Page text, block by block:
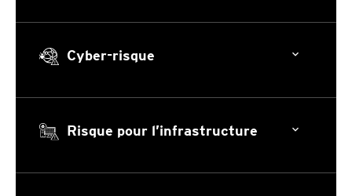
Cyber-risque
Risque pour l’infrastructure